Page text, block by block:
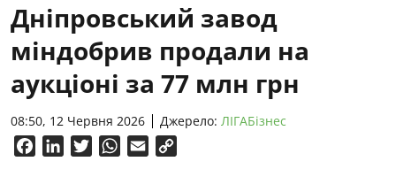
Дніпровський завод
міндобрив продали на
аукціоні за 77 млн грн
08:50, 12 Червня 2026 Джерело: ЛІГАБізнес
FacebookLinkedInTwitterWhatsApp
Email